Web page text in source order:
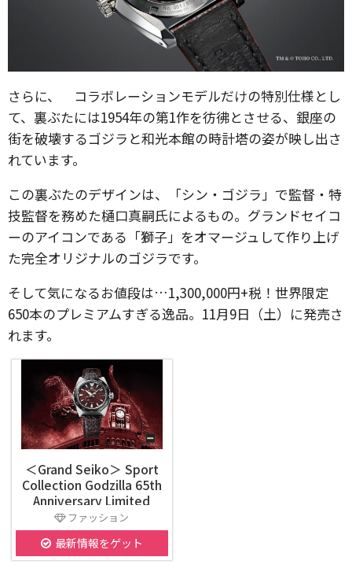
さらに、 コラボレーションモデルだけの特別仕様とし
て、裏ぶたには1954年の第1作を彷彿とさせる、銀座の
街を破壊するゴジラと和光本館の時計塔の姿が映し出さ
れています。
この裏ぶたのデザインは、「シン・ゴジラ」で監督・特
技監督を務めた樋口真嗣氏によるもの。グランドセイコ
ーのアイコンである「獅子」をオマージュして作り上げ
た完全オリジナルのゴジラです。
そして気になるお値段は…1,300,000円+税！世界限定
650本のプレミアムすぎる逸品。11月9日（土）に発売さ
れます。
＜Grand Seiko＞ Sport
Collection Godzilla 65th
Anniversary Limited
Edition
ファッション
最新情報をゲット